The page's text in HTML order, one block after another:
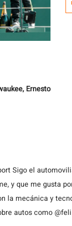
Ernesto
Sigo el
y que me gusta
la mecánica y
autos como